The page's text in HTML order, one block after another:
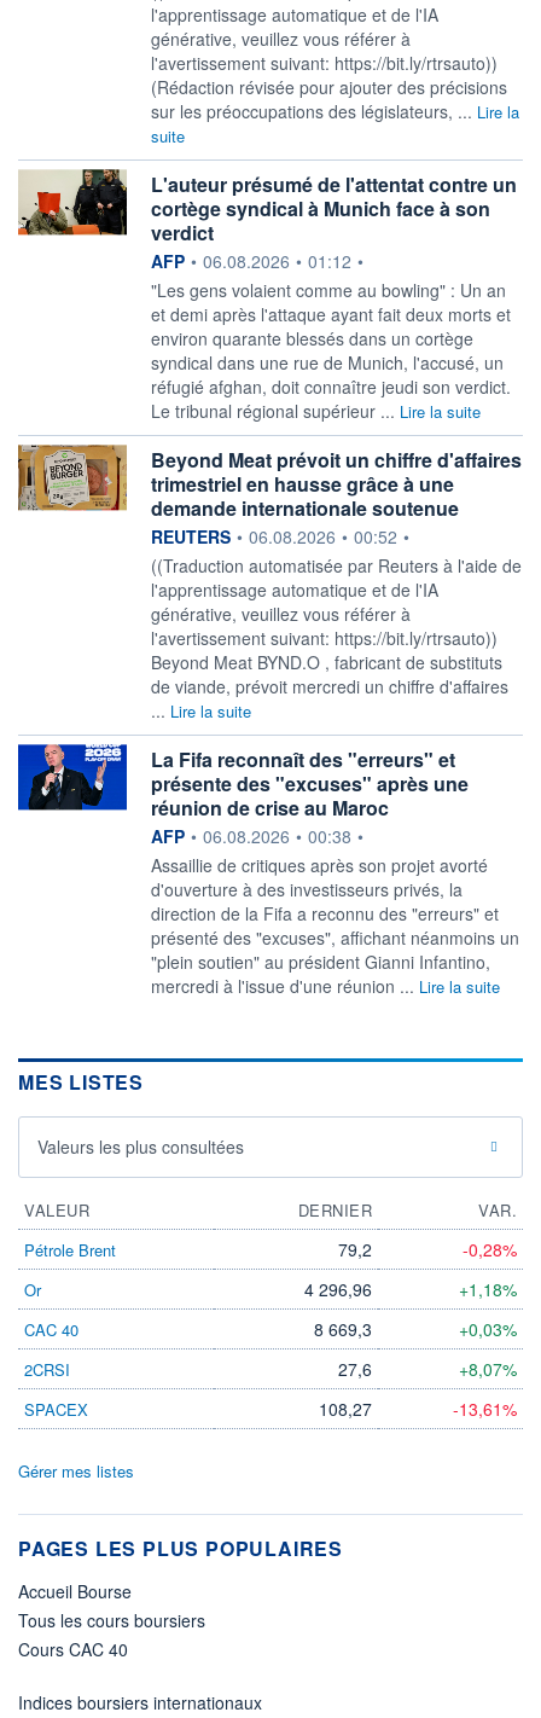
l'apprentissage automatique et de l'IA
générative, veuillez vous référer à
l'avertissement suivant: https://bit.ly/rtrsauto))
(Rédaction révisée pour ajouter des précisions
sur les préoccupations des législateurs, ... Lire la
suite
L'auteur présumé de l'attentat contre un
cortège syndical à Munich face à son
verdict
information fournie par
AFP • 06.08.2026 • 01:12 •
"Les gens volaient comme au bowling" : Un an
et demi après l'attaque ayant fait deux morts et
environ quarante blessés dans un cortège
syndical dans une rue de Munich, l'accusé, un
réfugié afghan, doit connaître jeudi son verdict.
Le tribunal régional supérieur ... Lire la suite
Beyond Meat prévoit un chiffre d'affaires
trimestriel en hausse grâce à une
demande internationale soutenue
information fournie par
REUTERS • 06.08.2026 • 00:52 •
((Traduction automatisée par Reuters à l'aide de
l'apprentissage automatique et de l'IA
générative, veuillez vous référer à
l'avertissement suivant: https://bit.ly/rtrsauto))
Beyond Meat BYND.O , fabricant de substituts
de viande, prévoit mercredi un chiffre d'affaires
... Lire la suite
La Fifa reconnaît des "erreurs" et
présente des "excuses" après une
réunion de crise au Maroc
information fournie par
AFP • 06.08.2026 • 00:38 •
Assaillie de critiques après son projet avorté
d'ouverture à des investisseurs privés, la
direction de la Fifa a reconnu des "erreurs" et
présenté des "excuses", affichant néanmoins un
"plein soutien" au président Gianni Infantino,
mercredi à l'issue d'une réunion ... Lire la suite
MES LISTES
Valeurs les plus consultées
VALEUR DERNIER
VAR.
Pétrole Brent
79,2 -0,28%
Or 4 296,96 +1,18%
CAC 40 8 669,3 +0,03%
2CRSI 27,6 +8,07%
SPACEX 108,27 -13,61%
Gérer mes listes
PAGES LES PLUS POPULAIRES
Accueil Bourse
Tous les cours boursiers
Cours CAC 40
Indices boursiers internationaux